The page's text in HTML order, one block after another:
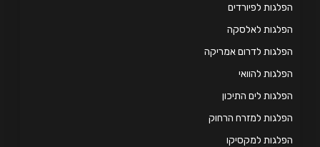
לפיורדים
לאלסקה
לדרום אמריקה
להוואי
לים התיכון
למזרח הרחוק
למקסיקו